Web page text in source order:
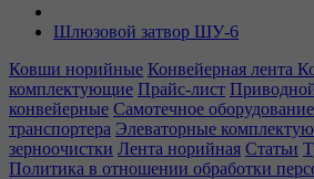
Шлюзовой затвор ШУ-6
Ковши норийные Конвейерная лента
комплектующие Прайс-лист
конвейерные Самотечное оборудование
транспортера Элеваторные
зерноочистки Лента норийная Статьи
Политика в отношении обработки